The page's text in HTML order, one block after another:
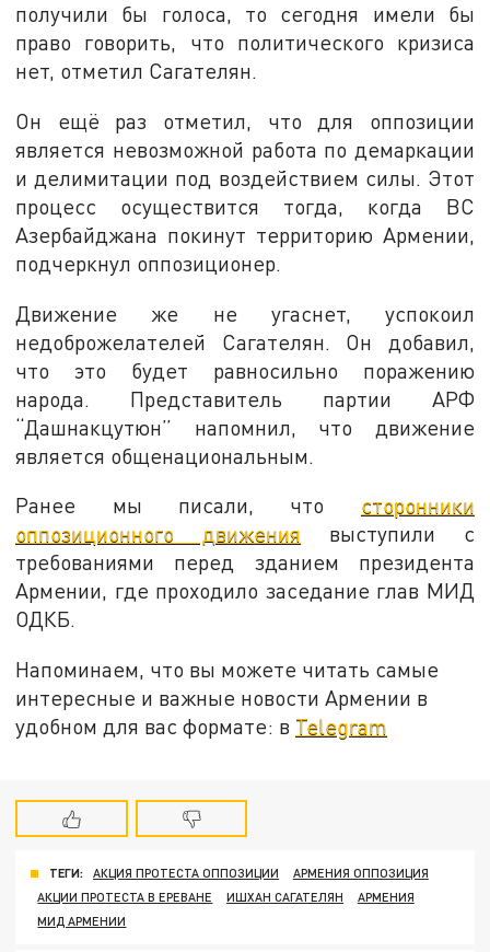
получили бы голоса, то сегодня имели бы
право говорить, что политического кризиса
нет, отметил Сагателян.
Он ещё раз отметил, что для оппозиции
является невозможной работа по демаркации
и делимитации под воздействием силы. Этот
процесс осуществится тогда, когда ВС
Азербайджана покинут территорию Армении,
подчеркнул оппозиционер.
Движение же не угаснет, успокоил
недоброжелателей Сагателян. Он добавил,
что это будет равносильно поражению
народа. Представитель партии АРФ
“Дашнакцутюн” напомнил, что движение
является общенациональным.
Ранее мы писали, что сторонники
оппозиционного движения выступили с
требованиями перед зданием президента
Армении, где проходило заседание глав МИД
ОДКБ.
Напоминаем, что вы можете читать самые
интересные и важные новости Армении в
удобном для вас формате: в Telegram
ТЕГИ: АКЦИЯ ПРОТЕСТА ОППОЗИЦИИ
АРМЕНИЯ ОППОЗИЦИЯ
АКЦИИ ПРОТЕСТА В ЕРЕВАНЕ
ИШХАН САГАТЕЛЯН
АРМЕНИЯ
МИД АРМЕНИИ